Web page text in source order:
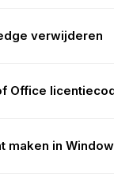
verwijderen
Office
maken in